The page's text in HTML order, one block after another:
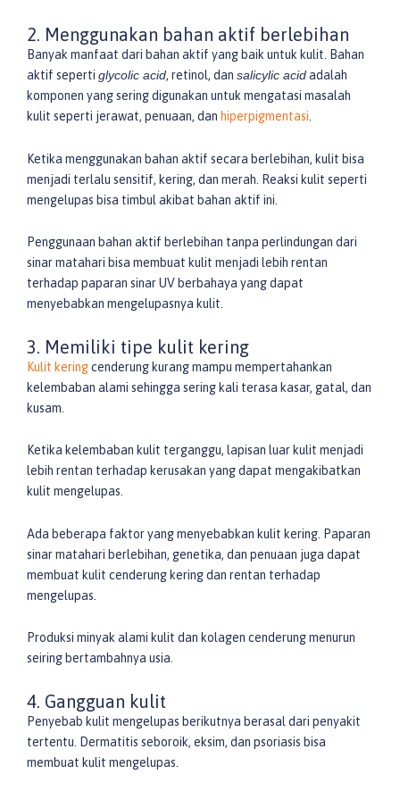
2. Menggunakan bahan aktif berlebihan
Banyak manfaat dari bahan aktif yang baik untuk kulit. Bahan
aktif seperti glycolic acid, retinol, dan salicylic acidadalah
komponen yang sering digunakan untuk mengatasi masalah
kulit seperti jerawat, penuaan, dan hiperpigmentasi.
Ketika menggunakan bahan aktif secara berlebihan, kulit bisa
menjadi terlalu sensitif, kering, dan merah. Reaksi kulit seperti
mengelupas bisa timbul akibat bahan aktif ini.
Penggunaan bahan aktif berlebihan tanpa perlindungan dari
sinar matahari bisa membuat kulit menjadi lebih rentan
terhadap paparan sinar UV berbahaya yang dapat
menyebabkan mengelupasnya kulit.
3. Memiliki tipe kulit kering
Kulit keringcenderung kurang mampu mempertahankan
kelembaban alami sehingga sering kali terasa kasar, gatal, dan
kusam.
Ketika kelembaban kulit terganggu, lapisan luar kulit menjadi
lebih rentan terhadap kerusakan yang dapat mengakibatkan
kulit mengelupas.
Ada beberapa faktor yang menyebabkan kulit kering. Paparan
sinar matahari berlebihan, genetika, dan penuaan juga dapat
membuat kulit cenderung kering dan rentan terhadap
mengelupas.
Produksi minyak alami kulit dan kolagen cenderung menurun
seiring bertambahnya usia.
4. Gangguan kulit
Penyebab kulit mengelupas berikutnya berasal dari penyakit
tertentu. Dermatitis seboroik, eksim, dan psoriasis bisa
membuat kulit mengelupas.